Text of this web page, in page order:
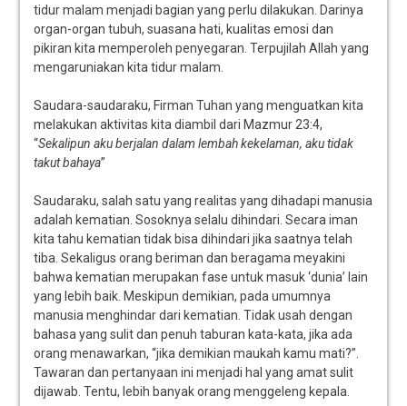
tidur malam menjadi bagian yang perlu dilakukan. Darinya
organ-organ tubuh, suasana hati, kualitas emosi dan
pikiran kita memperoleh penyegaran. Terpujilah Allah yang
mengaruniakan kita tidur malam.
Saudara-saudaraku, Firman Tuhan yang menguatkan kita
melakukan aktivitas kita diambil dari Mazmur 23:4,
“Sekalipun aku berjalan dalam lembah kekelaman, aku tidak
takut bahaya”
Saudaraku, salah satu yang realitas yang dihadapi manusia
adalah kematian. Sosoknya selalu dihindari. Secara iman
kita tahu kematian tidak bisa dihindari jika saatnya telah
tiba. Sekaligus orang beriman dan beragama meyakini
bahwa kematian merupakan fase untuk masuk ‘dunia’ lain
yang lebih baik. Meskipun demikian, pada umumnya
manusia menghindar dari kematian. Tidak usah dengan
bahasa yang sulit dan penuh taburan kata-kata, jika ada
orang menawarkan, “jika demikian maukah kamu mati?”.
Tawaran dan pertanyaan ini menjadi hal yang amat sulit
dijawab. Tentu, lebih banyak orang menggeleng kepala.